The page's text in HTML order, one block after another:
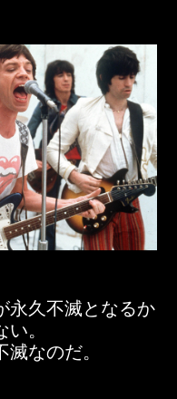
永久不滅となるか
。
なのだ。